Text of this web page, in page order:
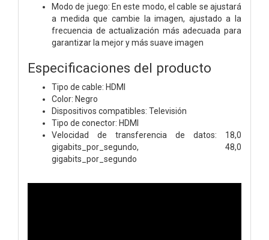
Modo de juego: En este modo, el cable se ajustará
a medida que cambie la imagen, ajustado a la
frecuencia de actualización más adecuada para
garantizar la mejor y más suave imagen
Especificaciones del producto
Tipo de cable: HDMI
Color: Negro
Dispositivos compatibles: Televisión
Tipo de conector: HDMI
Velocidad de transferencia de datos: 18,0
gigabits_por_segundo, 48,0
gigabits_por_segundo